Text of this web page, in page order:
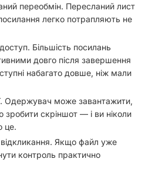
переобмін. Пересланий лист
легко потрапляють не
Більшість посилань
довго після завершення
набагато довше, ніж мали
Одержувач може завантажити,
зробити скріншот — і ви ніколи
це.
Якщо файл уже
контроль практично